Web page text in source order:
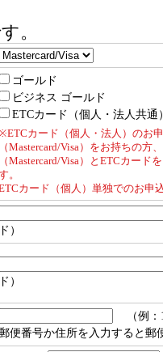
。
ゴールド
ビジネス ゴールド
ETCカード（個人・法人共通
カード（個人・法人）のお
（Mastercard/Visa）をお持ちの方
（Mastercard/Visa）とETCカー
。
カード（個人）単独でのお申
ド）
ド）
（例：
便番号か住所を入力すると郵